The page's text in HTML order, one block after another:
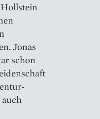
Hollstein
Jonas
schon